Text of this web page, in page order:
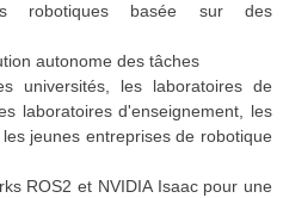
robotiques basée sur des
autonome des tâches
universités, les laboratoires de
laboratoires d'enseignement, les
jeunes entreprises de robotique
ROS2 et NVIDIA Isaac pour une